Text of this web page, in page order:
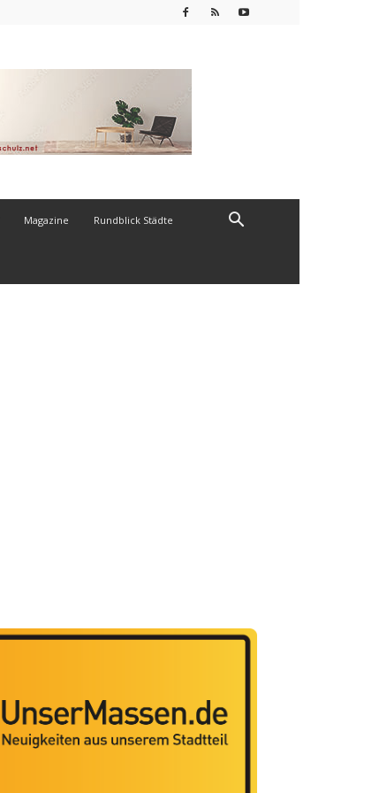
Magazine Rundblick Städte